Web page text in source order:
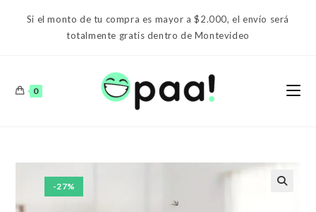
Si el monto de tu compra es mayor a $2.000, el envío será
totalmente gratis dentro de Montevideo
0
-27%